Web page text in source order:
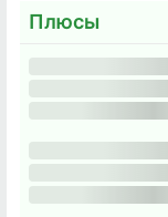
Плюсы